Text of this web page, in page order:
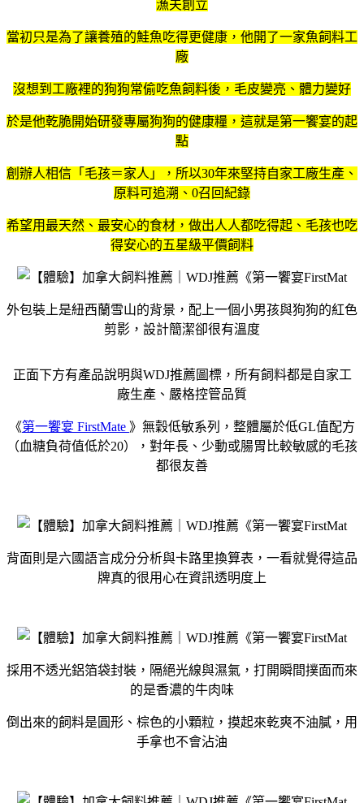
漁夫創立
當初只是為了讓養殖的鮭魚吃得更健康，他開了一家魚飼料工
廠
沒想到工廠裡的狗狗常偷吃魚飼料後，毛皮變亮、體力變好
於是他乾脆開始研發專屬狗狗的健康糧，這就是第一饗宴的起
點
創辦人相信「毛孩＝家人」，所以30年來堅持自家工廠生產、
原料可追溯、0召回紀錄
希望用最天然、最安心的食材，做出人人都吃得起、毛孩也吃
得安心的五星級平價飼料
外包裝上是紐西蘭雪山的背景，配上一個小男孩與狗狗的紅色
剪影，設計簡潔卻很有溫度
正面下方有產品說明與WDJ推薦圖標，所有飼料都是自家工
廠生產、嚴格控管品質
《第一饗宴 FirstMate 》無穀低敏系列， 整體屬於低GL值配方
（血糖負荷值低於20），對年長、少動或腸胃比較敏感的毛孩
都很友善
背面則是六國語言成分分析與卡路里換算表，一看就覺得這品
牌真的很用心在資訊透明度上
採用不透光鋁箔袋封裝，隔絕光線與濕氣，打開瞬間撲面而來
的是香濃的牛肉味
倒出來的飼料是圓形、棕色的小顆粒，摸起來乾爽不油膩，用
手拿也不會沾油